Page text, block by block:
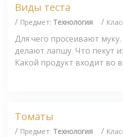
Виды теста
/ Предмет: Технология /
Для чего просеивают муку.
делают лапшу. Что пекут
Какой продукт входит во
Томаты
/ Предмет: Технология /